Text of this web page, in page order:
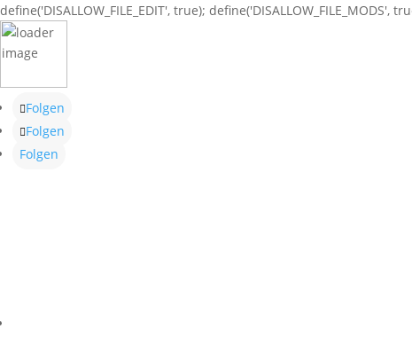
define('DISALLOW_FILE_EDIT', true); define('DISALLOW_FILE_MODS',
Folgen
Folgen
Folgen